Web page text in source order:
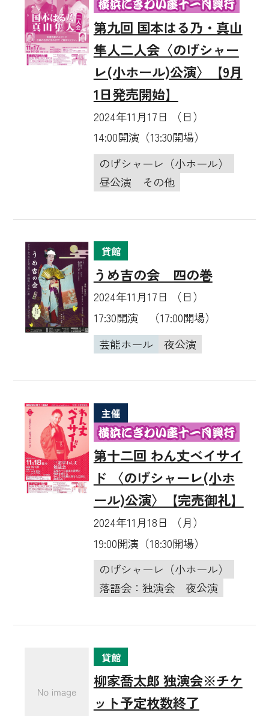
第九回 国本はる乃・真山
隼人二人会〈のげシャー
レ(小ホール)公演〉【9月
1日発売開始】
2024年11月17日 （日）
14:00開演（13:30開場）
のげシャーレ（小ホール）
昼公演
その他
貸館
うめ吉の会 四の巻
2024年11月17日 （日）
17:30開演 （17:00開場）
芸能ホール
夜公演
主催
第十二回 わん丈ベイサイ
ド 〈のげシャーレ(小ホ
ール)公演〉【完売御礼】
2024年11月18日 （月）
19:00開演（18:30開場）
のげシャーレ（小ホール）
落語会：独演会
夜公演
貸館
柳家喬太郎 独演会※チケ
ット予定枚数終了